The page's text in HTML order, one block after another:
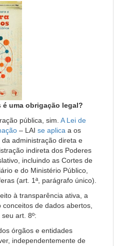
uma obrigação legal?
pública, sim. A Lei de
– LAI se aplica a os
administração direta e
indireta dos Poderes
incluindo as Cortes de
e do Ministério Público,
(art. 1ª, parágrafo único).
à transparência ativa, a
conceitos de dados abertos,
art. 8º:
órgãos e entidades
independentemente de